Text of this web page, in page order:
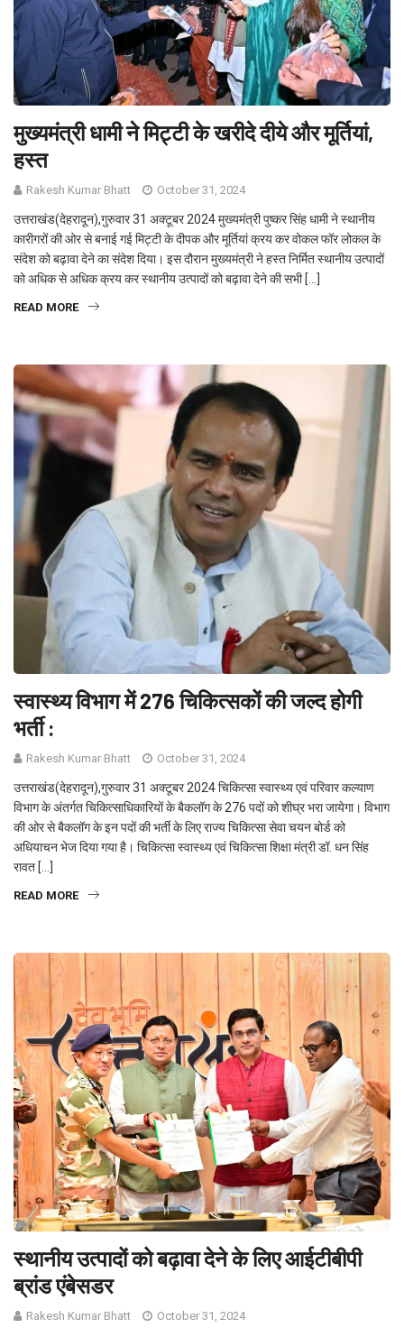
मुख्यमंत्री धामी ने मिट्टी के खरीदे दीये और मूर्तियां,
हस्त
Rakesh Kumar Bhatt October 31, 2024
उत्तराखंड(देहरादून),गुरुवार 31 अक्टूबर 2024 मुख्यमंत्री पुष्कर सिंह धामी ने स्थानीय
कारीगरों की ओर से बनाई गई मिट्टी के दीपक और मूर्तियां क्रय कर वोकल फॉर लोकल के
संदेश को बढ़ावा देने का संदेश दिया। इस दौरान मुख्यमंत्री ने हस्त निर्मित स्थानीय उत्पादों
को अधिक से अधिक क्रय कर स्थानीय उत्पादों को बढ़ावा देने की सभी […]
READ MORE
स्वास्थ्य विभाग में 276 चिकित्सकों की जल्द होगी
भर्ती :
Rakesh Kumar Bhatt October 31, 2024
उत्तराखंड(देहरादून),गुरुवार 31 अक्टूबर 2024 चिकित्सा स्वास्थ्य एवं परिवार कल्याण
विभाग के अंतर्गत चिकित्साधिकारियों के बैकलॉग के 276 पदों को शीघ्र भरा जायेगा। विभाग
की ओर से बैकलॉग के इन पदों की भर्ती के लिए राज्य चिकित्सा सेवा चयन बोर्ड को
अधियाचन भेज दिया गया है। चिकित्सा स्वास्थ्य एवं चिकित्सा शिक्षा मंत्री डॉ. धन सिंह
रावत […]
READ MORE
स्थानीय उत्पादों को बढ़ावा देने के लिए आईटीबीपी
ब्रांड एंबेसडर
Rakesh Kumar Bhatt October 31, 2024